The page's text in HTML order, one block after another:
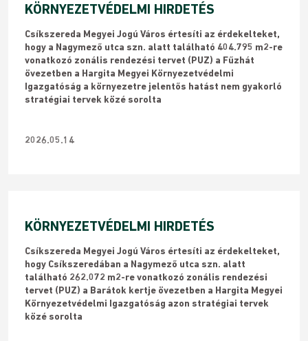
KÖRNYEZETVÉDELMI HIRDETÉS
Csíkszereda Megyei Jogú Város értesíti az érdekelteket,
hogy a Nagymező utca szn. alatt található 404.795 m2-re
vonatkozó zonális rendezési tervet (PUZ) a Fűzhát
övezetben a Hargita Megyei Környezetvédelmi
Igazgatóság a környezetre jelentős hatást nem gyakorló
stratégiai tervek közé sorolta
2026.05.14
KÖRNYEZETVÉDELMI HIRDETÉS
Csíkszereda Megyei Jogú Város értesíti az érdekelteket,
hogy Csíkszeredában a Nagymező utca szn. alatt
található 262.072 m2-re vonatkozó zonális rendezési
tervet (PUZ) a Barátok kertje övezetben a Hargita Megyei
Környezetvédelmi Igazgatóság azon stratégiai tervek
közé sorolta